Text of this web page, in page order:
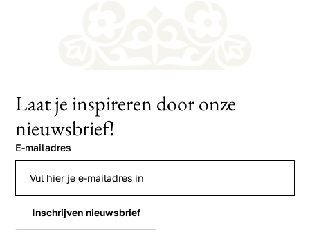
Laat je inspireren door onze
nieuwsbrief!
E-mailadres
Inschrijven nieuwsbrief